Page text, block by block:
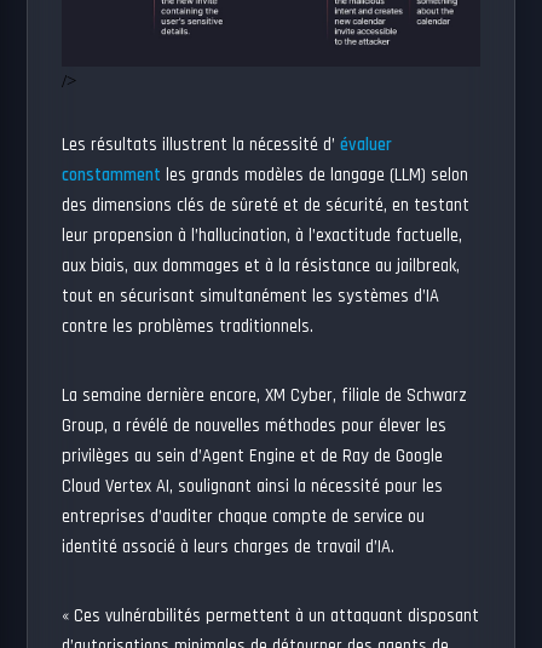
/>
Les résultats illustrent la nécessité d’évaluer
constamment les grands modèles de langage (LLM) selon
des dimensions clés de sûreté et de sécurité, en testant
leur propension à l’hallucination, à l’exactitude factuelle,
aux biais, aux dommages et à la résistance au jailbreak,
tout en sécurisant simultanément les systèmes d’IA
contre les problèmes traditionnels.
La semaine dernière encore, XM Cyber, filiale de Schwarz
Group, a révélé de nouvelles méthodes pour élever les
privilèges au sein d’Agent Engine et de Ray de Google
Cloud Vertex AI, soulignant ainsi la nécessité pour les
entreprises d’auditer chaque compte de service ou
identité associé à leurs charges de travail d’IA.
« Ces vulnérabilités permettent à un attaquant disposant